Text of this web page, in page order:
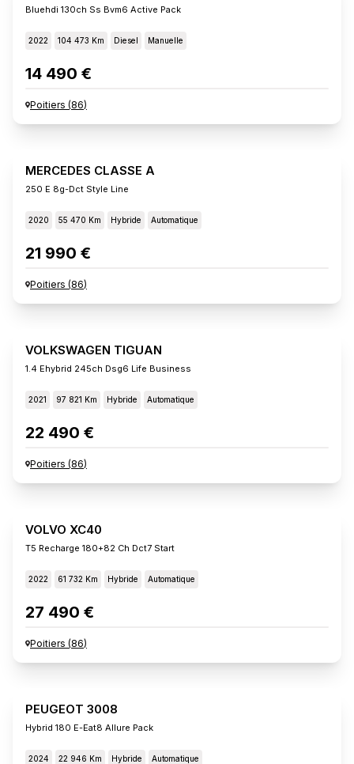
Bluehdi 130ch Ss Bvm6 Active Pack
2022 104 473 Km Diesel Manuelle
14 490 €
Poitiers (86)
MERCEDES CLASSE A
250 E 8g-Dct Style Line
2020 55 470 Km Hybride Automatique
21 990 €
Poitiers (86)
VOLKSWAGEN TIGUAN
1.4 Ehybrid 245ch Dsg6 Life Business
2021 97 821 Km Hybride Automatique
22 490 €
Poitiers (86)
VOLVO XC40
T5 Recharge 180+82 Ch Dct7 Start
2022 61 732 Km Hybride Automatique
27 490 €
Poitiers (86)
PEUGEOT 3008
Hybrid 180 E-Eat8 Allure Pack
2024 22 946 Km Hybride Automatique